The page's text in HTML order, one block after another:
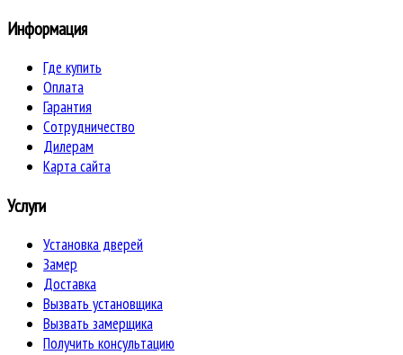
Информация
Где купить
Оплата
Гарантия
Сотрудничество
Дилерам
Карта сайта
Услуги
Установка дверей
Замер
Доставка
Вызвать установщика
Вызвать замерщика
Получить консультацию